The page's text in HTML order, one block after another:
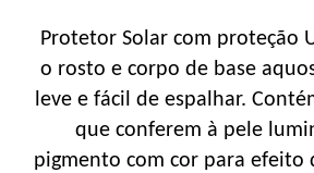
Protetor Solar com proteção
o rosto e corpo de base
leve e fácil de espalhar.
que conferem à pele
pigmento com cor para efeito